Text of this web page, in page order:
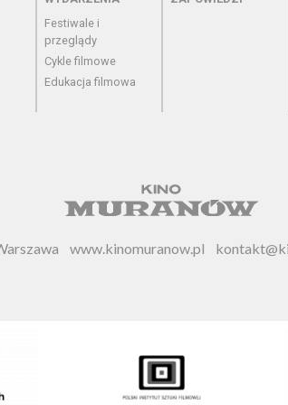
Festiwale i
przeglądy
Cykle filmowe
Edukacja filmowa
www.kinomuranow.pl